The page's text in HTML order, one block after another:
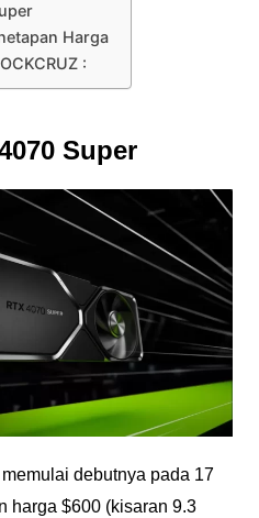
Harga
:
Super
debutnya pada 17
harga $600 (kisaran 9.3